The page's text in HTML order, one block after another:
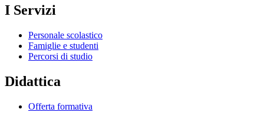
I Servizi
Personale scolastico
Famiglie e studenti
Percorsi di studio
Didattica
Offerta formativa